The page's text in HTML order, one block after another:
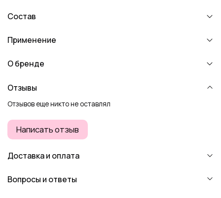
Состав
Применение
О бренде
Отзывы
Отзывов еще никто не оставлял
Написать отзыв
Доставка и оплата
Вопросы и ответы